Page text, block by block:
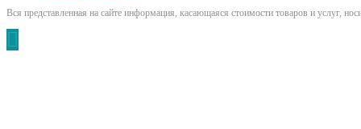
Вся представленная на сайте информация, касающаяся стоимости товаров и услуг,